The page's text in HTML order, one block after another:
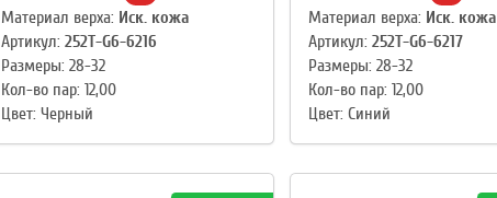
Материал верха: Иск. кожа
Артикул:252T-G6-6216
Размеры: 28-32
Кол-во пар: 12,00
Цвет: Черный
Материал верха: Иск. кожа
Артикул: 252T-G6-6217
Размеры: 28-32
Кол-во пар: 12,00
Цвет: Синий